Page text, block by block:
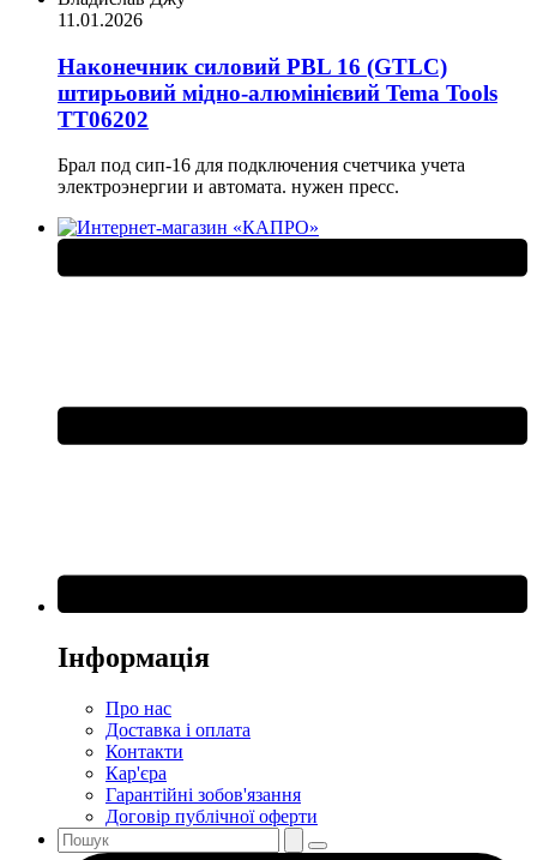
11.01.2026
Наконечник силовий PBL 16 (GTLC)
штирьовий мідно-алюмінієвий Tema Tools
ТТ06202
Брал под сип-16 для подключения счетчика учета
электроэнергии и автомата. нужен пресс.
Інформація
Про нас
Доставка і оплата
Контакти
Кар'єра
Гарантійні зобов'язання
Договір публічної оферти